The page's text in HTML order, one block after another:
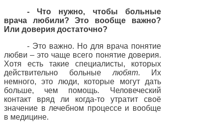
- Что нужно, чтобы больные
врача любили? Это вообще важно?
Или доверия достаточно?
- Это важно. Но для врача понятие
любви – это чаще всего понятие доверия.
Хотя есть такие специалисты, которых
действительно больные любят. Их
немного, это люди, которые могут дать
больше, чем помощь. Человеческий
контакт вряд ли когда-то утратит своё
значение в лечебном процессе и вообще
в медицине.